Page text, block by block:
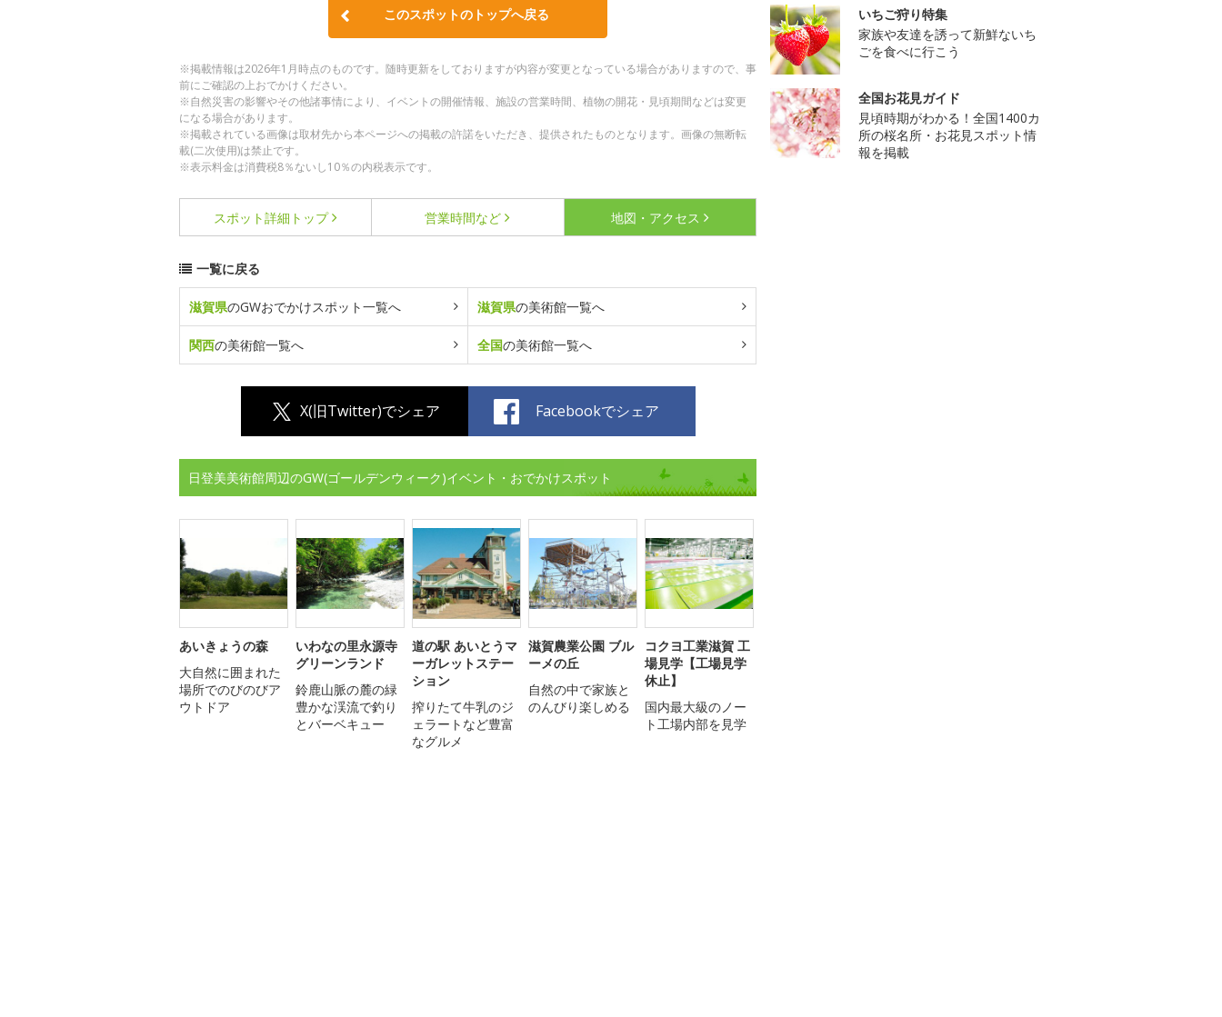
このスポットのトップへ戻る
※掲載情報は2026年1月時点のものです。随時更新をしておりますが内容が変更となっている場合がありますので、事
前にご確認の上おでかけください。
※自然災害の影響やその他諸事情により、イベントの開催情報、施設の営業時間、植物の開花・見頃期間などは変更
になる場合があります。
※掲載されている画像は取材先から本ページへの掲載の許諾をいただき、提供されたものとなります。画像の無断転
載(二次使用)は禁止です。
※表示料金は消費税8％ないし10％の内税表示です。
スポット詳細 トップ 営業時間など 地図・アクセス
一覧に戻る
滋賀県のGWおでかけスポット一覧へ 滋賀県の美術館一覧へ
関西の美術館一覧へ 全国の美術館一覧へ
X(旧Twitter)でシェア Facebookでシェア
日登美美術館周辺のGW(ゴールデンウィーク)イベント・おでかけスポット
あいきょうの森
大自然に囲まれた
場所でのびのびア
ウトドア
いわなの里永源寺
グリーンランド
鈴鹿山脈の麓の緑
豊かな渓流で釣り
とバーベキュー
道の駅 あいとうマ
ーガレットステー
ション
搾りたて牛乳のジ
ェラートなど豊富
なグルメ
滋賀農業公園 ブル
ーメの丘
自然の中で家族と
のんびり楽しめる
コクヨ工業滋賀 工
場見学【工場見学
休止】
国内最大級のノー
ト工場内部を見学
いちご狩り特集
家族や友達を誘って新鮮ないち
ごを食べに行こう
全国お花見ガイド
見頃時期がわかる！全国1400カ
所の桜名所・お花見スポット情
報を掲載